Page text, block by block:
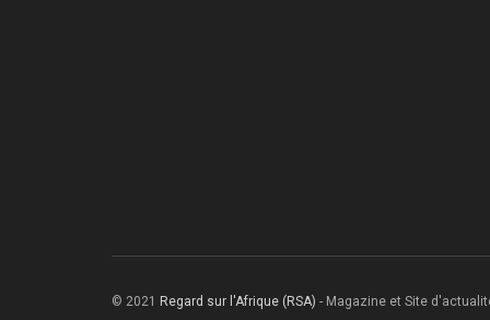
© 2021 Regard sur l'Afrique (RSA) - Magazine et Site